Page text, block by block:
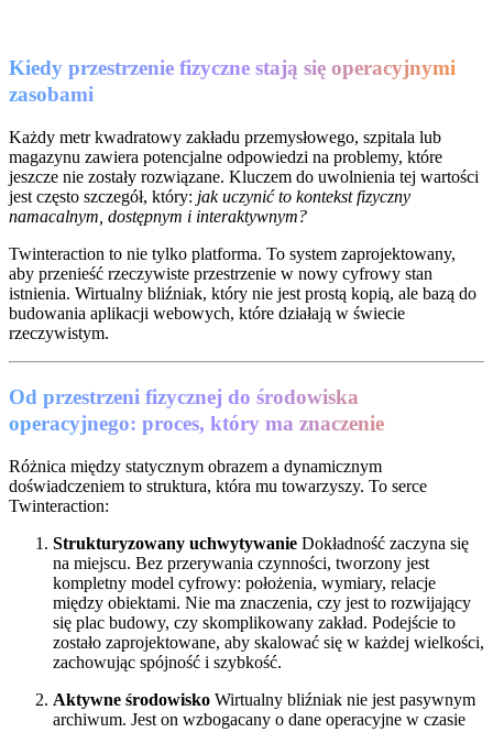
Kiedy przestrzenie fizyczne stają się operacyjnymi
zasobami
Każdy metr kwadratowy zakładu przemysłowego, szpitala lub
magazynu zawiera potencjalne odpowiedzi na problemy, które
jeszcze nie zostały rozwiązane. Kluczem do uwolnienia tej wartości
jest często szczegół, który: jak uczynić to kontekst fizyczny
namacalnym, dostępnym i interaktywnym?
Twinteraction to nie tylko platforma. To system zaprojektowany,
aby przenieść rzeczywiste przestrzenie w nowy cyfrowy stan
istnienia. Wirtualny bliźniak, który nie jest prostą kopią, ale bazą do
budowania aplikacji webowych, które działają w świecie
rzeczywistym.
Od przestrzeni fizycznej do środowiska
operacyjnego: proces, który ma znaczenie
Różnica między statycznym obrazem a dynamicznym
doświadczeniem to struktura, która mu towarzyszy. To serce
Twinteraction:
Strukturyzowany uchwytywanie Dokładność zaczyna się
na miejscu. Bez przerywania czynności, tworzony jest
kompletny model cyfrowy: położenia, wymiary, relacje
między obiektami. Nie ma znaczenia, czy jest to rozwijający
się plac budowy, czy skomplikowany zakład. Podejście to
zostało zaprojektowane, aby skalować się w każdej wielkości,
zachowując spójność i szybkość.
Aktywne środowisko Wirtualny bliźniak nie jest pasywnym
archiwum. Jest on wzbogacany o dane operacyjne w czasie